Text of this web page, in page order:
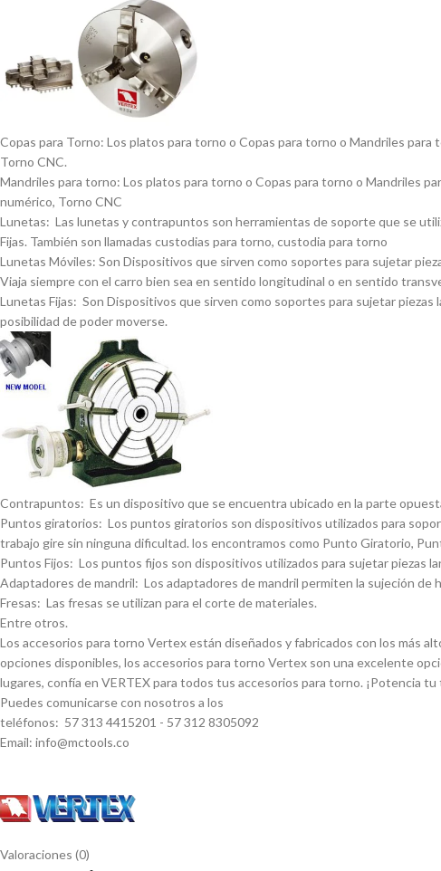
Copas para Torno: Los platos para torno o Copas para torno o Mandriles
Torno CNC.
Mandriles para torno: Los platos para torno o Copas para torno o Mandriles
numérico, Torno CNC
Lunetas: Las lunetas y contrapuntos son herramientas de soporte que se
Fijas. También son llamadas custodias para torno, custodia para torno
Lunetas Móviles: Son Dispositivos que sirven como soportes para sujetar
Viaja siempre con el carro bien sea en sentido longitudinal o en sentido
Lunetas Fijas: Son Dispositivos que sirven como soportes para sujetar
posibilidad de poder moverse.
Contrapuntos: Es un dispositivo que se encuentra ubicado en la parte
Puntos giratorios: Los puntos giratorios son dispositivos utilizados para
trabajo gire sin ninguna dificultad. los encontramos como Punto Giratorio,
Puntos Fijos: Los puntos fijos son dispositivos utilizados para sujetar piezas
Adaptadores de mandril: Los adaptadores de mandril permiten la sujeción
Fresas: Las fresas se utilizan para el corte de materiales.
Entre otros.
Los accesorios para torno Vertex están diseñados y fabricados con los más
opciones disponibles, los accesorios para torno Vertex son una excelente
lugares, confí­a en VERTEX para todos tus accesorios para torno. ¡Potencia
Puedes comunicarse con nosotros a los
teléfonos: 57 313 4415201 - 57 312 8305092
Email: info@mctools.co
Valoraciones (0)